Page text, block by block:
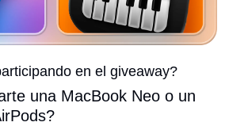
en el giveaway?
una MacBook Neo o un